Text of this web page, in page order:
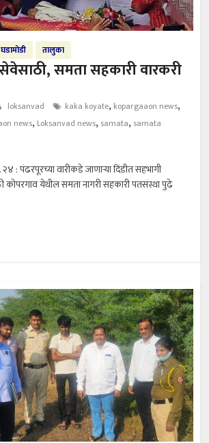
तालुका
समता सहकारी वारकरी
loksanvad kaka koyate, kopargaaon news,
news, Loksanvad news, samata, samata
२४ : पंढरपूरच्या वारीकडे जाणाऱ्या दिंडीत सहभागी
कोपरगाव येथील समता नागरी सहकारी पतसंस्था पुढे